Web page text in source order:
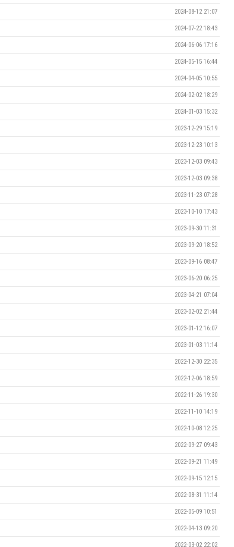
2024-08-12 21:07
2024-07-22 18:43
2024-06-06 17:16
2024-05-15 16:44
2024-04-05 10:55
2024-02-02 18:29
2024-01-03 15:32
2023-12-29 15:19
2023-12-23 10:13
2023-12-03 09:43
2023-12-03 09:38
2023-11-23 07:28
2023-10-10 17:43
2023-09-30 11:31
2023-09-20 18:52
2023-09-16 08:47
2023-06-20 06:25
2023-04-21 07:04
2023-02-02 21:44
2023-01-12 16:07
2023-01-03 11:14
2022-12-30 22:35
2022-12-06 18:59
2022-11-26 19:30
2022-11-10 14:19
2022-10-08 12:25
2022-09-27 09:43
2022-09-21 11:49
2022-09-15 12:15
2022-08-31 11:14
2022-05-09 10:51
2022-04-13 09:20
2022-03-02 22:02